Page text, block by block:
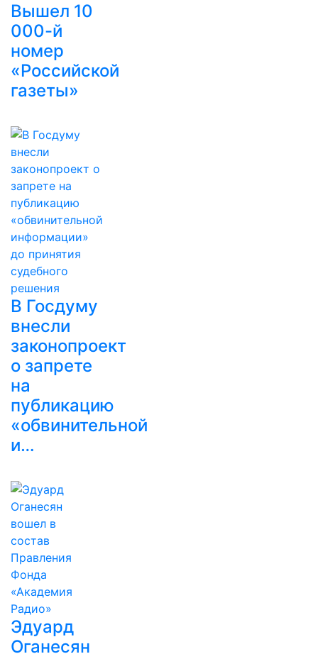
Вышел 10
000-й
номер
«Российской
газеты»
В Госдуму
внесли
законопроект
о запрете
на
публикацию
«обвинительной
и…
Эдуард
Оганесян